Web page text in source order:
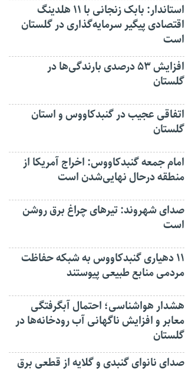
استاندار: بابک زنجانی با ۱۱ هلدینگ
اقتصادی پیگیر سرمایه‌گذاری در گلستان
است
افزایش ۵۳ درصدی بارندگی‌ها در
گلستان
اتفاقی عجیب در‌ گنبدکاووس و استان
گلستان
امام جمعه گنبدکاووس: اخراج آمریکا از
منطقه درحال نهایی‌شدن است
صدای شهروند: تیرهای چراغ برق روشن
است
۱۱ دهیاری گنبدکاووس به شبکه حفاظت
مردمی منابع طبیعی پیوستند
هشدار هواشناسی؛ احتمال آبگرفتگی
معابر و افزایش ناگهانی آب رودخانه‌ها در
گلستان
صدای نانوای گنبدی و گلایه از قطعی برق